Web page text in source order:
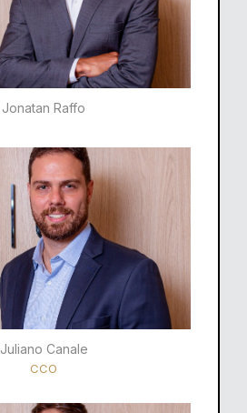
Jonatan Raffo
Juliano Canale
CCO